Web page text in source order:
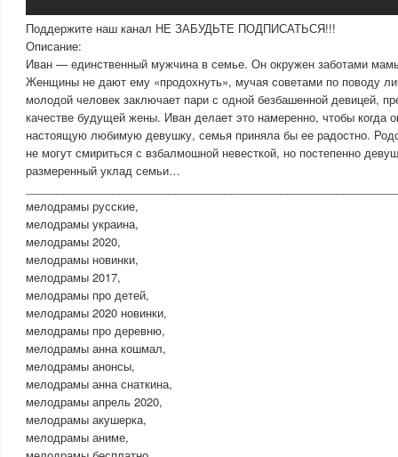
Поддержите наш канал НЕ ЗАБУДЬТЕ ПОДПИСАТЬСЯ!!!
Описание:
Иван — единственный мужчина в семье. Он окружен заботами
Женщины не дают ему «продохнуть», мучая советами по поводу
молодой человек заключает пари с одной безбашенной девицей,
качестве будущей жены. Иван делает это намеренно, чтобы когда
настоящую любимую девушку, семья приняла бы ее радостно.
не могут смириться с взбалмошной невесткой, но постепенно
размеренный уклад семьи…
мелодрамы русские,
мелодрамы украина,
мелодрамы 2020,
мелодрамы новинки,
мелодрамы 2017,
мелодрамы про детей,
мелодрамы 2020 новинки,
мелодрамы про деревню,
мелодрамы анна кошмал,
мелодрамы анонсы,
мелодрамы анна снаткина,
мелодрамы апрель 2020,
мелодрамы акушерка,
мелодрамы аниме,